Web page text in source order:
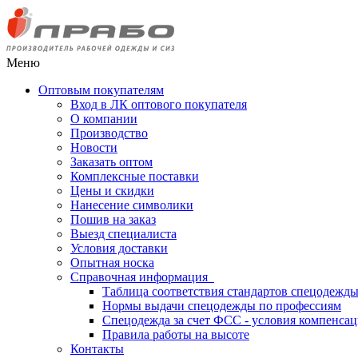
Меню
Оптовым покупателям
Вход в ЛК оптового покупателя
О компании
Производство
Новости
Заказать оптом
Комплексные поставки
Цены и скидки
Нанесение символики
Пошив на заказ
Выезд специалиста
Условия доставки
Опытная носка
Справочная информация
Таблица соответствия стандартов спецодежды
Нормы выдачи спецодежды по профессиям
Спецодежда за счет ФСС - условия
Правила работы на высоте
Контакты